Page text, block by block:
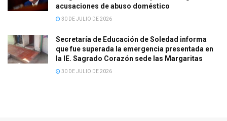
acusaciones de abuso doméstico
30 DE JULIO DE 2026
Secretaría de Educación de Soledad informa
que fue superada la emergencia presentada en
la IE. Sagrado Corazón sede las Margaritas
30 DE JULIO DE 2026